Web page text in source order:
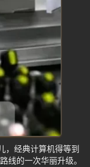
，经典计算机得等到
线的一次华丽升级。